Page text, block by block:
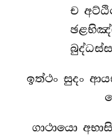
ච
බුද්ධස්ස
ඉත්ථං සුදං
ගාථායො